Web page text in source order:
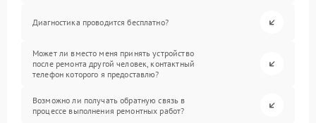
Диагностика проводится бесплатно?
Может ли вместо меня принять устройство
после ремонта другой человек, контактный
телефон которого я предоставлю?
Возможно ли получать обратную связь в
процессе выполнения ремонтных работ?